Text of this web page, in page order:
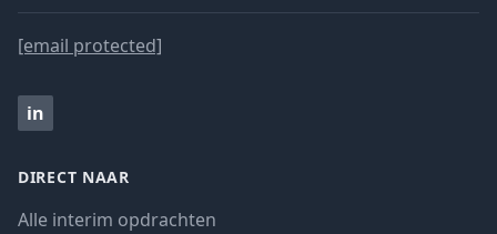
[email protected]
in
DIRECT NAAR
Alle interim opdrachten